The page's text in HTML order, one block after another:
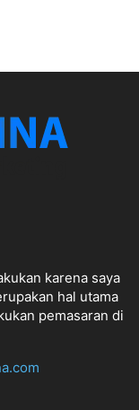
karena saya
hal utama
pemasaran di